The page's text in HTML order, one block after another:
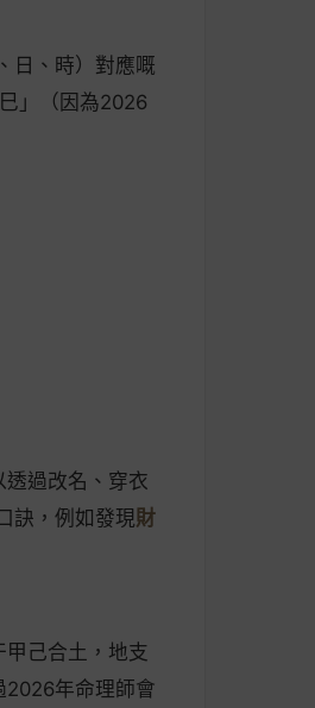
日、時）對應嘅
」（因為2026
透過改名、穿衣
訣，例如發現財
己合土，地支
2026年命理師會